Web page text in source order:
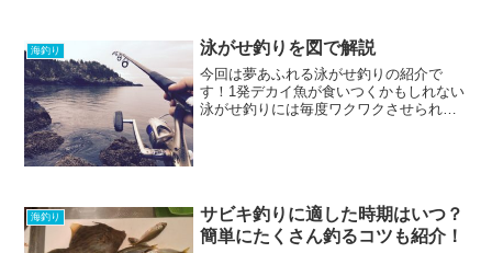
海釣り 泳がせ釣りを図で解説
今回は夢あふれる泳がせ釣りの紹介で
す！1発デカイ魚が食いつくかもしれない
泳がせ釣りには毎度ワクワクさせられま
海釣り
サビキ釣りに適した時期はいつ？
簡単にたくさん釣るコツも紹介！